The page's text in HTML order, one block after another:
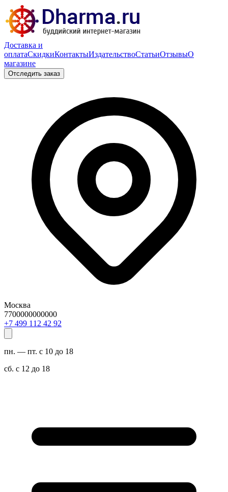
Доставка и
оплатаСкидкиКонтактыИздательствоСтатьиОтзывыО
магазине
Отследить заказ
Москва
7700000000000
29 24 211 994 7+
пн. — пт. с 10 до 18
сб. с 12 до 18